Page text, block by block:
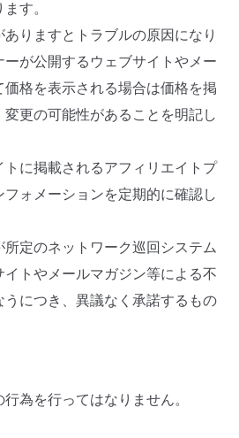
す。
りますとトラブルの原因になり
が公開するウェブサイトやメー
格を表示される場合は価格を掲
更の可能性があることを明記し
に掲載されるアフィリエイトプ
フォメーションを定期的に確認し
定のネットワーク巡回システム
トやメールマガジン等による不
につき、異議なく承諾するもの
為を行ってはなりません。